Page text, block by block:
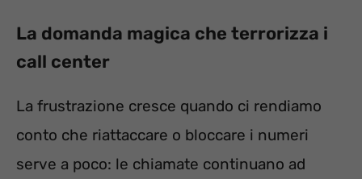
La domanda magica che terrorizza i
call center
La frustrazione cresce quando ci rendiamo
conto che riattaccare o bloccare i numeri
serve a poco: le chiamate continuano ad